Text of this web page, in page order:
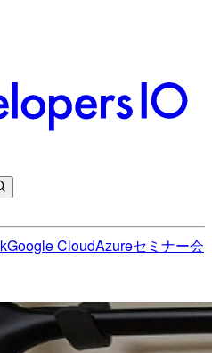
Google CloudAzureセミナー会